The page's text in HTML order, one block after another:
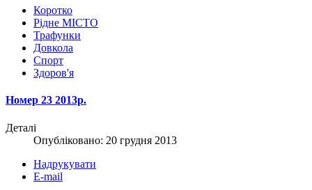
Коротко
Рідне МІСТО
Трафунки
Довкола
Спорт
Здоров'я
Номер 23 2013р.
Деталі
Опубліковано: 20 грудня 2013
Надрукувати
E-mail